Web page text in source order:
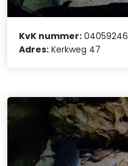
KvK nummer: 04059246
Adres: Kerkweg 47